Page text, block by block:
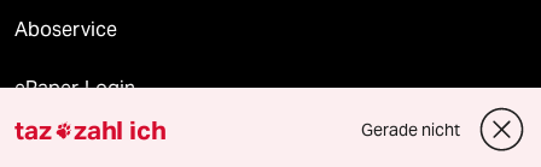
Aboservice
ePaper Login
Downloads für Abonnierende
taz zahl ich Gerade nicht